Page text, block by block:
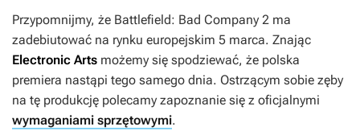
Przypomnijmy, że Battlefield: Bad Company 2 ma
zadebiutować na rynku europejskim 5 marca. Znając
Electronic Arts możemy się spodziewać, że polska
premiera nastąpi tego samego dnia. Ostrzącym sobie zęby
na tę produkcję polecamy zapoznanie się z oficjalnymi
wymaganiami sprzętowymi.